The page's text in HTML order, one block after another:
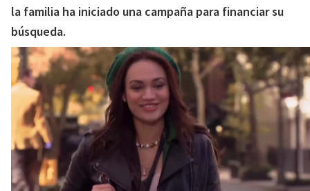
la familia ha iniciado una campaña para financiar su
búsqueda.